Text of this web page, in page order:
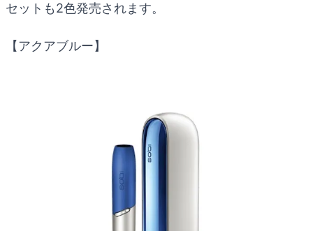
セットも2色発売されます。
【アクアブルー】